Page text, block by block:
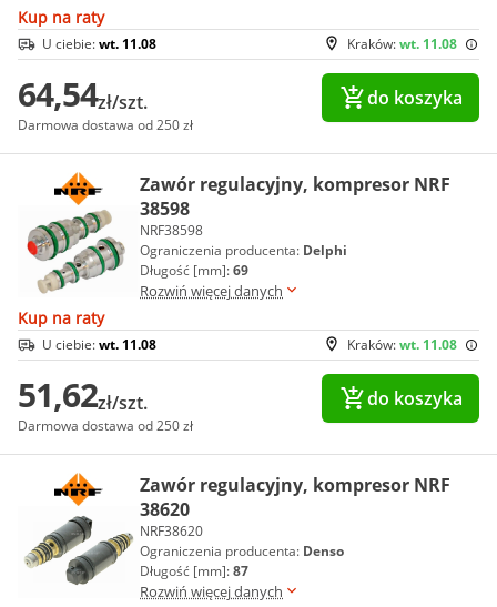
Kup na raty
Kraków:wt. 11.08
U ciebie:wt. 11.08
64,54zł/szt.
Darmowa dostawa od 250 zł
do koszyka
Zawór regulacyjny, kompresor NRF
38598
NRF38598
Ograniczenia producenta: Delphi
Długość [mm]:69
Rozwiń więcej danych
Kup na raty
Kraków:wt. 11.08
U ciebie:wt. 11.08
51,62zł/szt.
Darmowa dostawa od 250 zł
do koszyka
Zawór regulacyjny, kompresor NRF
38620
NRF38620
Ograniczenia producenta: Denso
Długość [mm]:87
Rozwiń więcej danych